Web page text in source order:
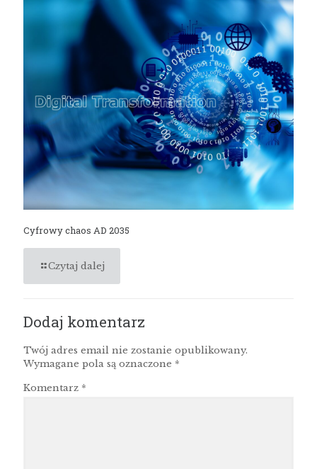
Cyfrowy chaos AD 2035
Czytaj dalej
Dodaj komentarz
Twój adres email nie zostanie opublikowany.
Wymagane pola są oznaczone *
Komentarz *